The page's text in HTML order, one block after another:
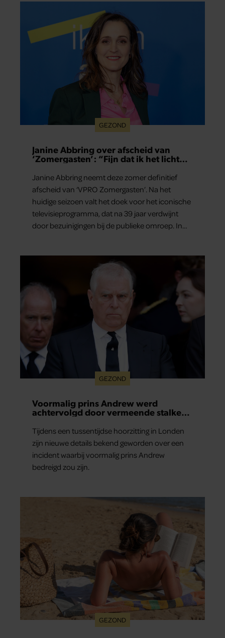
GEZOND
Janine Abbring over afscheid van
‘Zomergasten’: “Fijn dat ik het licht
Janine Abbring neemt deze zomer definitief
afscheid van ‘VPRO Zomergasten’. Na het
huidige seizoen valt het doek voor het iconische
televisieprogramma, dat na 39 jaar verdwijnt
door bezuinigingen bij de publieke omroep. In
Hoewel ze uitkijkt naar de laatste reeks, vindt ze
het ook verdrietig dat een televisieklassieker
verdwijnt.
GEZOND
Voormalig prins Andrew werd
achtervolgd door vermeende stalker
Tijdens een tussentijdse hoorzitting in Londen
zijn nieuwe details bekend geworden over een
incident waarbij voormalig prins Andrew
bedreigd zou zijn.
GEZOND